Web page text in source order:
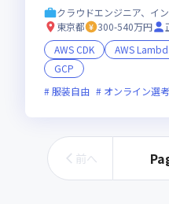
クラウドエンジニア、イ
東京都
300-540万円
AWS CDK
AWS
GCP
服装自由
オンライン選
前へ